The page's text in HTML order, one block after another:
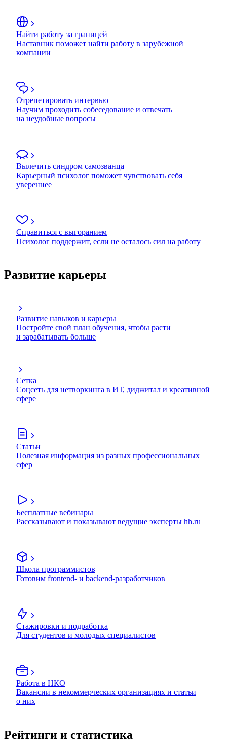
Найти работу за границей
Наставник поможет найти работу в зарубежной
компании
Отрепетировать интервью
Научим проходить собеседование и отвечать
на неудобные вопросы
Вылечить синдром самозванца
Карьерный психолог поможет чувствовать себя
увереннее
Справиться с выгоранием
Психолог поддержит, если не осталось сил на работу
Развитие карьеры
Развитие навыков и карьеры
Постройте свой план обучения, чтобы расти
и зарабатывать больше
Сетка
Соцсеть для нетворкинга в ИТ, диджитал и креативной
сфере
Статьи
Полезная информация из разных профессиональных
сфер
Бесплатные вебинары
Рассказывают и показывают ведущие эксперты hh.ru
Школа программистов
Готовим frontend- и backend-разработчиков
Стажировки и подработка
Для студентов и молодых специалистов
Работа в НКО
Вакансии в некоммерческих организациях и статьи
о них
Рейтинги и статистика